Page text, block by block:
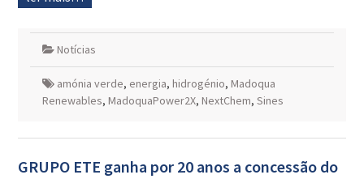
Notícias
amónia verde, energia, hidrogénio, Madoqua
Renewables, MadoquaPower2X, NextChem, Sines
GRUPO ETE ganha por 20 anos a concessão do